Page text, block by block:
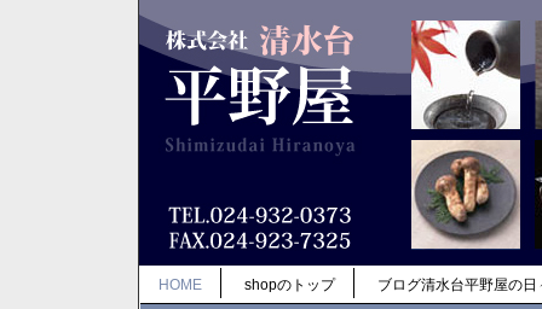
HOME shopのトップ ブログ清水台平野屋の日